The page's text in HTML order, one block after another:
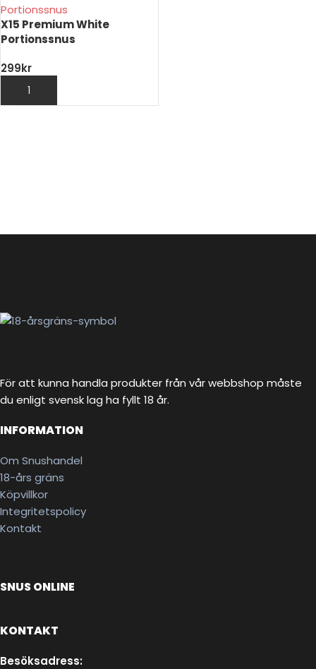
X15 Premium White
Portionssnus
299kr
LÄGG TILL I VARUKORG
För att kunna handla produkter från vår webbshop måste
du enligt svensk lag ha fyllt 18 år.
INFORMATION
Om Snushandel
18-års gräns
Köpvillkor
Integritetspolicy
Kontakt
SNUS ONLINE
KONTAKT
Besöksadress: